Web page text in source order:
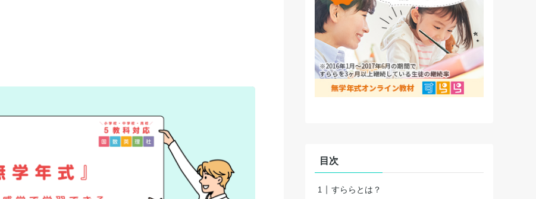
目次
すららとは？